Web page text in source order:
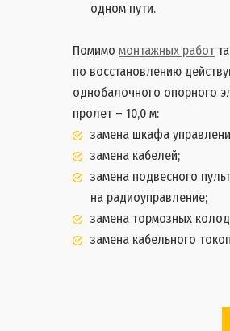
одном пути.
Помимо монтажных работ
по восстановлению
однобалочного опорного
пролет – 10,0 м:
замена шкафа
замена кабелей;
замена подвесного
на радиоуправление;
замена тормозных
замена кабельного